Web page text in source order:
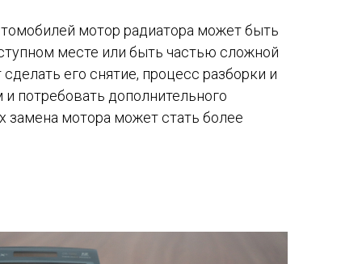
мотор радиатора может быть
месте или быть частью сложной
его снятие, процесс разборки и
потребовать дополнительного
замена мотора может стать более